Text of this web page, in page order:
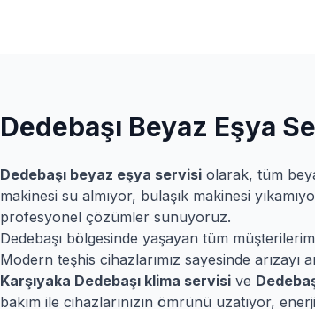
Dedebaşı Beyaz Eşya
Dedebaşı beyaz eşya servisi olarak, tüm
makinesi su almıyor, bulaşık makinesi
profesyonel çözümler sunuyoruz.
Dedebaşı bölgesinde yaşayan tüm
Modern teşhis cihazlarımız sayesinde
Karşıyaka Dedebaşı klima servisi ve
bakım ile cihazlarınızın ömrünü uzatıyor,